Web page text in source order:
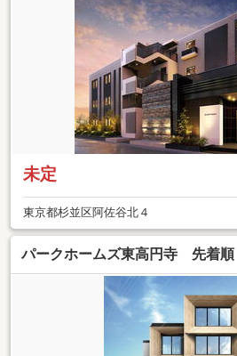
未定
東京都杉並区阿佐谷北４
パークホームズ東高円寺 先着順